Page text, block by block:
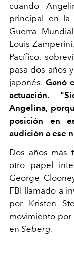
cuando
principal en la
Guerra
Louis
Pacífico,
pasa dos años
japonés. Ganó
actuación.
Angelina,
posición en
audición a ese
Dos años más
otro papel
George
FBI llamado a
por Kristen
movimiento
en Seberg.